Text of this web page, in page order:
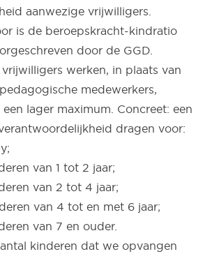
aanwezige vrijwilligers.
is de beroepskracht-kindratio
door de GGD.
werken, in plaats van
medewerkers,
lager maximum. Concreet: een
dragen voor:
van 1 tot 2 jaar;
van 2 tot 4 jaar;
van 4 tot en met 6 jaar;
van 7 en ouder.
kinderen dat we opvangen